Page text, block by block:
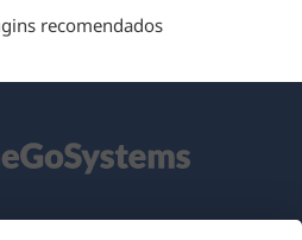
recomendados